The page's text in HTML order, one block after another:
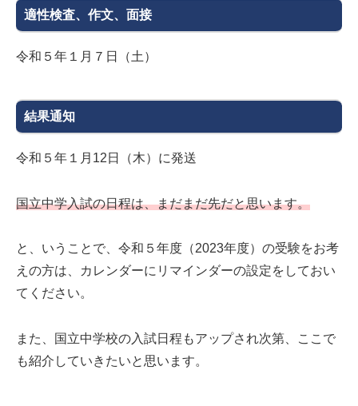
適性検査、作文、面接
令和５年１月７日（土）
結果通知
令和５年１月12日（木）に発送
国立中学入試の日程は、まだまだ先だと思います。
と、いうことで、令和５年度（2023年度）の受験をお考
えの方は、カレンダーにリマインダーの設定をしておい
てください。
また、国立中学校の入試日程もアップされ次第、ここで
も紹介していきたいと思います。